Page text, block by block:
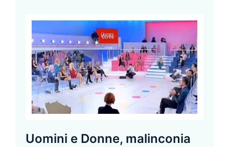
Uomini e Donne, malinconia